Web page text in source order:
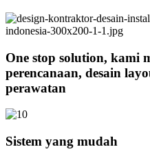
One stop solution, kami
perencanaan, desain
perawatan
Sistem yang mudah